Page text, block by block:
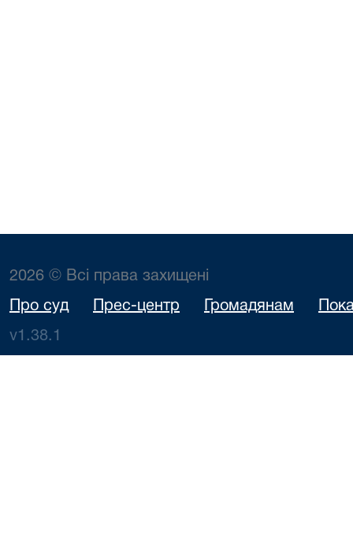
2026 © Всі права захищені
Про суд Прес-центр Громадянам
v1.38.1